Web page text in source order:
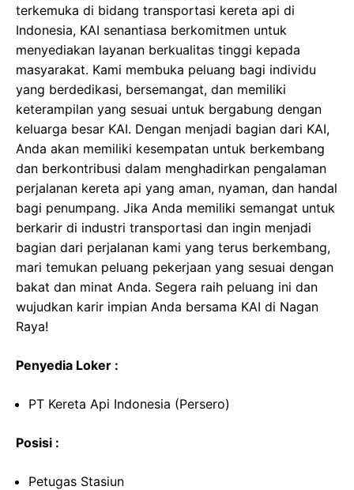
terkemuka di bidang transportasi kereta api di
Indonesia, KAI senantiasa berkomitmen untuk
menyediakan layanan berkualitas tinggi kepada
masyarakat. Kami membuka peluang bagi individu
yang berdedikasi, bersemangat, dan memiliki
keterampilan yang sesuai untuk bergabung dengan
keluarga besar KAI. Dengan menjadi bagian dari KAI,
Anda akan memiliki kesempatan untuk berkembang
dan berkontribusi dalam menghadirkan pengalaman
perjalanan kereta api yang aman, nyaman, dan handal
bagi penumpang. Jika Anda memiliki semangat untuk
berkarir di industri transportasi dan ingin menjadi
bagian dari perjalanan kami yang terus berkembang,
mari temukan peluang pekerjaan yang sesuai dengan
bakat dan minat Anda. Segera raih peluang ini dan
wujudkan karir impian Anda bersama KAI di Nagan
Raya!
Penyedia Loker :
PT Kereta Api Indonesia (Persero)
Posisi :
Petugas Stasiun